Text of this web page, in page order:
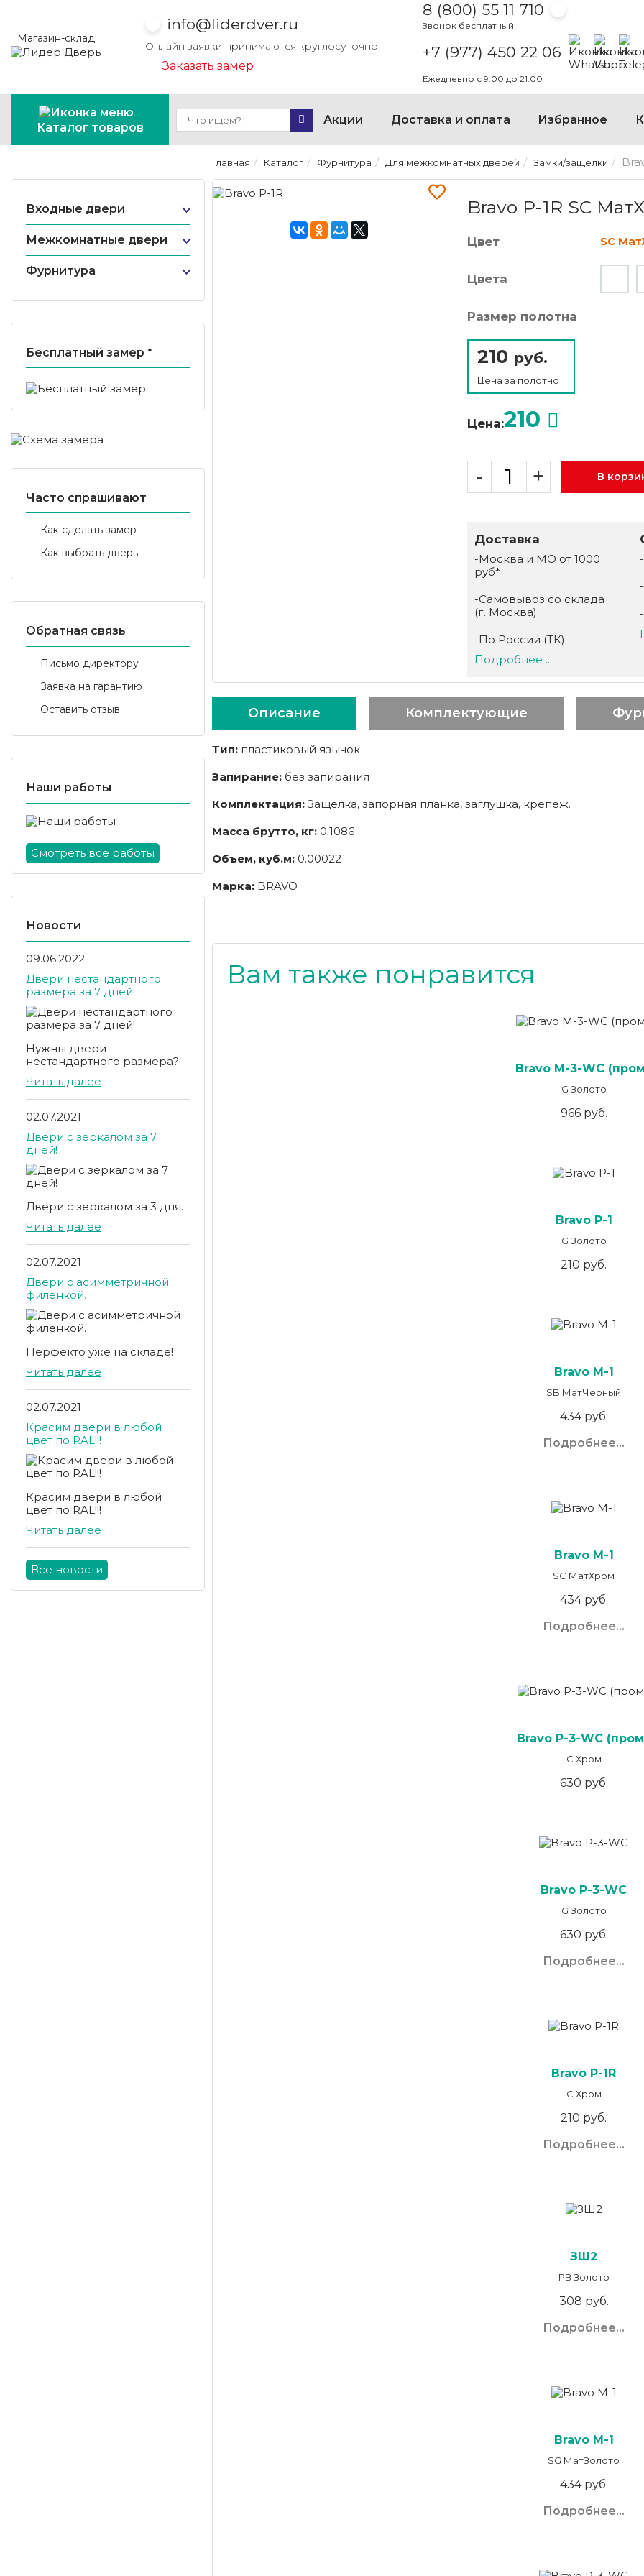
Магазин-склад
info@liderdver.ru
Онлайн заявки принимаются круглосуточно
Заказать замер
8 (800) 55 11 710
Звонок бесплатный!
+7 (977) 450 22 06
Написать на
Ежедневно с 9:00 до 21:00
Каталог товаров
Акции Доставка и оплата Избранное
Входные двери
Межкомнатные двери
Фурнитура
Бесплатный замер *
Часто спрашивают
Как сделать замер
Как выбрать дверь
Обратная связь
Письмо директору
Заявка на гарантию
Оставить отзыв
Наши работы
Смотреть все работы
Новости
09.06.2022
Двери нестандартного
размера за 7 дней!
Нужны двери
нестандартного размера?
Читать далее
02.07.2021
Двери с зеркалом за 7
дней!
Двери с зеркалом за 3 дня.
Читать далее
02.07.2021
Двери с асимметричной
филенкой.
Перфекто уже на складе!
Читать далее
02.07.2021
Красим двери в любой
цвет по RAL!!!
Красим двери в любой
цвет по RAL!!!
Читать далее
Все новости
Главная Каталог Фурнитура Для межкомнатных дверей Замки/защелки
Bravo P-1R SC
Цвет SC
Цвета
Размер полотна
210 руб.
Цена за полотно
Цена:210
- + В
Доставка
-Москва и МО от 1000
руб*
-Самовывоз со склада
(г. Москва)
-По России (ТК)
Подробнее ...
Описание Комплектующие
Тип: пластиковый язычок
Запирание: без запирания
Комплектация: Защелка, запорная планка, заглушка, крепеж.
Масса брутто, кг: 0.1086
Объем, куб.м: 0.00022
Марка: BRAVO
Вам также понравится
Bravo M-3-WC
G Золото
966 руб.
Bravo P-1
G Золото
210 руб.
Bravo M-1
SB МатЧерный
434 руб.
Подробнее...
Bravo M-1
SC МатХром
434 руб.
Подробнее...
Bravo P-3-WC
C Хром
630 руб.
Bravo P-3-WC
G Золото
630 руб.
Подробнее...
Bravo P-1R
C Хром
210 руб.
Подробнее...
ЗШ2
РВ Золото
308 руб.
Подробнее...
Bravo M-1
SG МатЗолото
434 руб.
Подробнее...
×